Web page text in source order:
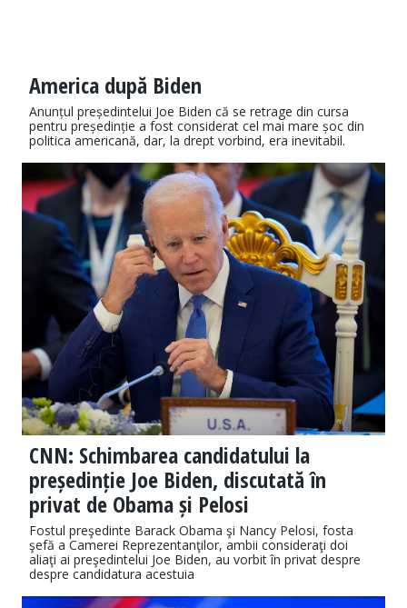
America după Biden
Anunțul președintelui Joe Biden că se retrage din cursa
pentru președinție a fost considerat cel mai mare șoc din
politica americană, dar, la drept vorbind, era inevitabil.
CNN: Schimbarea candidatului la
președinție Joe Biden, discutată în
privat de Obama și Pelosi
Fostul preşedinte Barack Obama şi Nancy Pelosi, fosta
şefă a Camerei Reprezentanţilor, ambii consideraţi doi
aliaţi ai preşedintelui Joe Biden, au vorbit în privat despre
despre candidatura acestuia